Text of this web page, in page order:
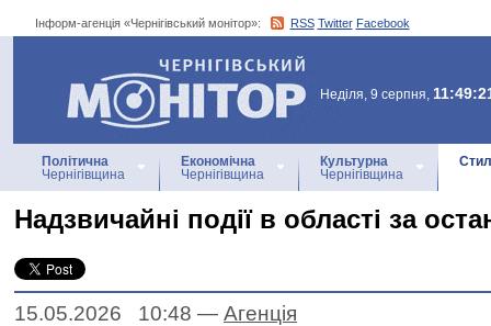
Інформ-агенція «Чернігівський монітор»: RSS Twitter Facebook
Інформ-агенція
«Чернігівський монітор»
Неділя, 9 серпня,
Політична
Чернігівщина
Економічна
Чернігівщина
Культурна
Чернігівщина
Надзвичайні події в області за
15.05.2026 10:48 — Агенцiя